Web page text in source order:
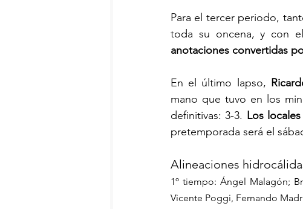
Para el tercer periodo,
toda su oncena, y con
anotaciones convertidas
En el último lapso,
mano que tuvo en los
definitivas: 3-3. Los
pretemporada será el
Alineaciones
1º tiempo: Ángel Malagón;
Vicente Poggi, Fernando